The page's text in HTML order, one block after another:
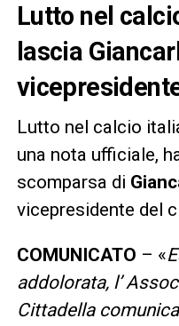
Lutto nel
lascia
Lutto nel calcio
una nota ufficiale,
scomparsa di
vicepresidente del
COMUNICATO – «
addolorata, l’
Cittadella